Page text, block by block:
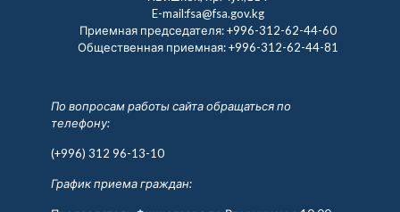
E-mail:fsa@fsa.gov.kg
Приемная председателя:+996-312-62-44-60
Общественная приемная:+996-312-62-44-81
По вопросам работы сайта обращаться по
телефону:
(+996) 312 96-13-10
График приема граждан: